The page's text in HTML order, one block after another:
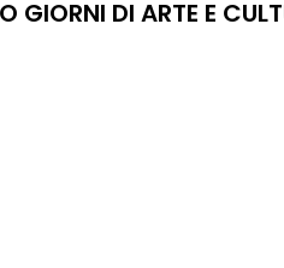
GIORNI DI ARTE E